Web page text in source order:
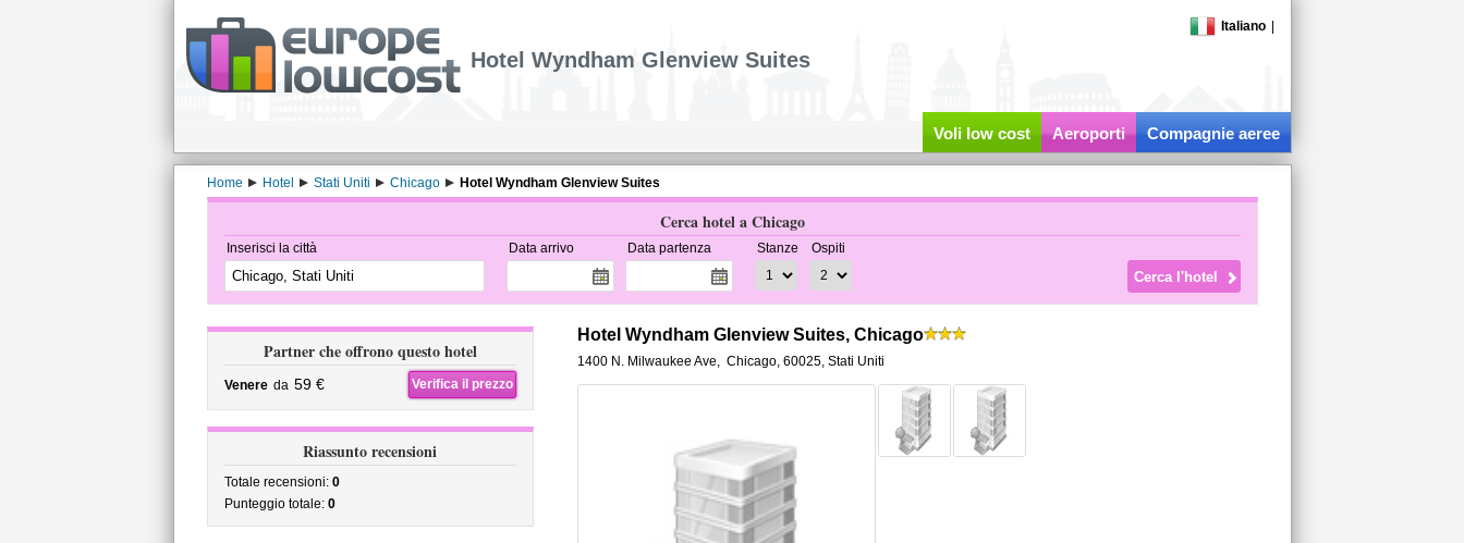
Italiano
Hotel Wyndham Glenview Suites
Voli low cost Aeroporti Compagnie aeree
Home Hotel Stati Uniti Chicago Hotel Wyndham Glenview Suites
Cerca hotel a Chicago
Inserisci la città Data arrivo Data partenza Stanze Ospiti
Partner che offrono questo hotel
Venere da 59 € Verifica il prezzo
Riassunto recensioni
Totale recensioni: 0
Punteggio totale: 0
Hotel Wyndham Glenview Suites, Chicago
1400 N. Milwaukee Ave, Chicago, 60025, Stati Uniti